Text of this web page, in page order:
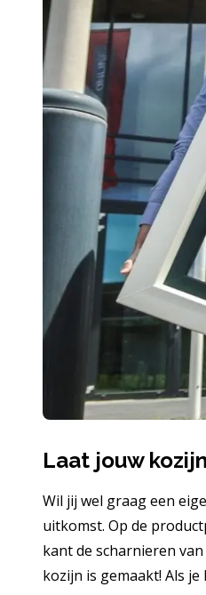
Laat jouw
Wil jij wel graag een
uitkomst. Op de
kant de scharnieren
kozijn is gemaakt! Als